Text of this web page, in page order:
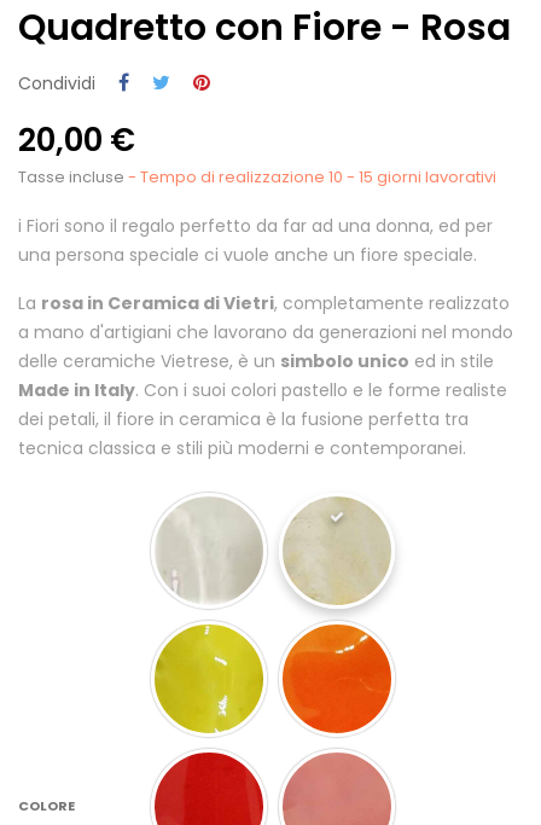
Quadretto con Fiore - Rosa
Condividi
20,00 €
Tasse incluse - Tempo di realizzazione 10 - 15 giorni lavorativi
i Fiori sono il regalo perfetto da far ad una donna, ed per
una persona speciale ci vuole anche un fiore speciale.
La rosa in Ceramica di Vietri, completamente realizzato
a mano d'artigiani che lavorano da generazioni nel mondo
delle ceramiche Vietrese, è un simbolo unico ed in stile
Made in Italy. Con i suoi colori pastello e le forme realiste
dei petali, il fiore in ceramica è la fusione perfetta tra
tecnica classica e stili più moderni e contemporanei.
COLORE